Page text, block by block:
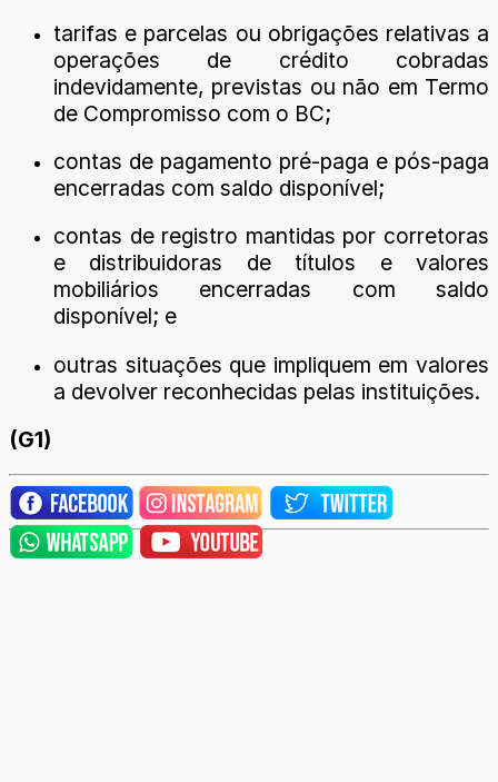
tarifas e parcelas ou obrigações relativas a
operações de crédito cobradas
indevidamente, previstas ou não em Termo
de Compromisso com o BC;
contas de pagamento pré-paga e pós-paga
encerradas com saldo disponível;
contas de registro mantidas por corretoras
e distribuidoras de títulos e valores
mobiliários encerradas com saldo
disponível; e
outras situações que impliquem em valores
a devolver reconhecidas pelas instituições.
(G1)